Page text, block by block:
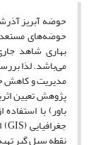
حوضه آبریز
حوضه‌های
بهاری شاهد
می‌باشد. لذا
مدیریت و کاهش
باور) با